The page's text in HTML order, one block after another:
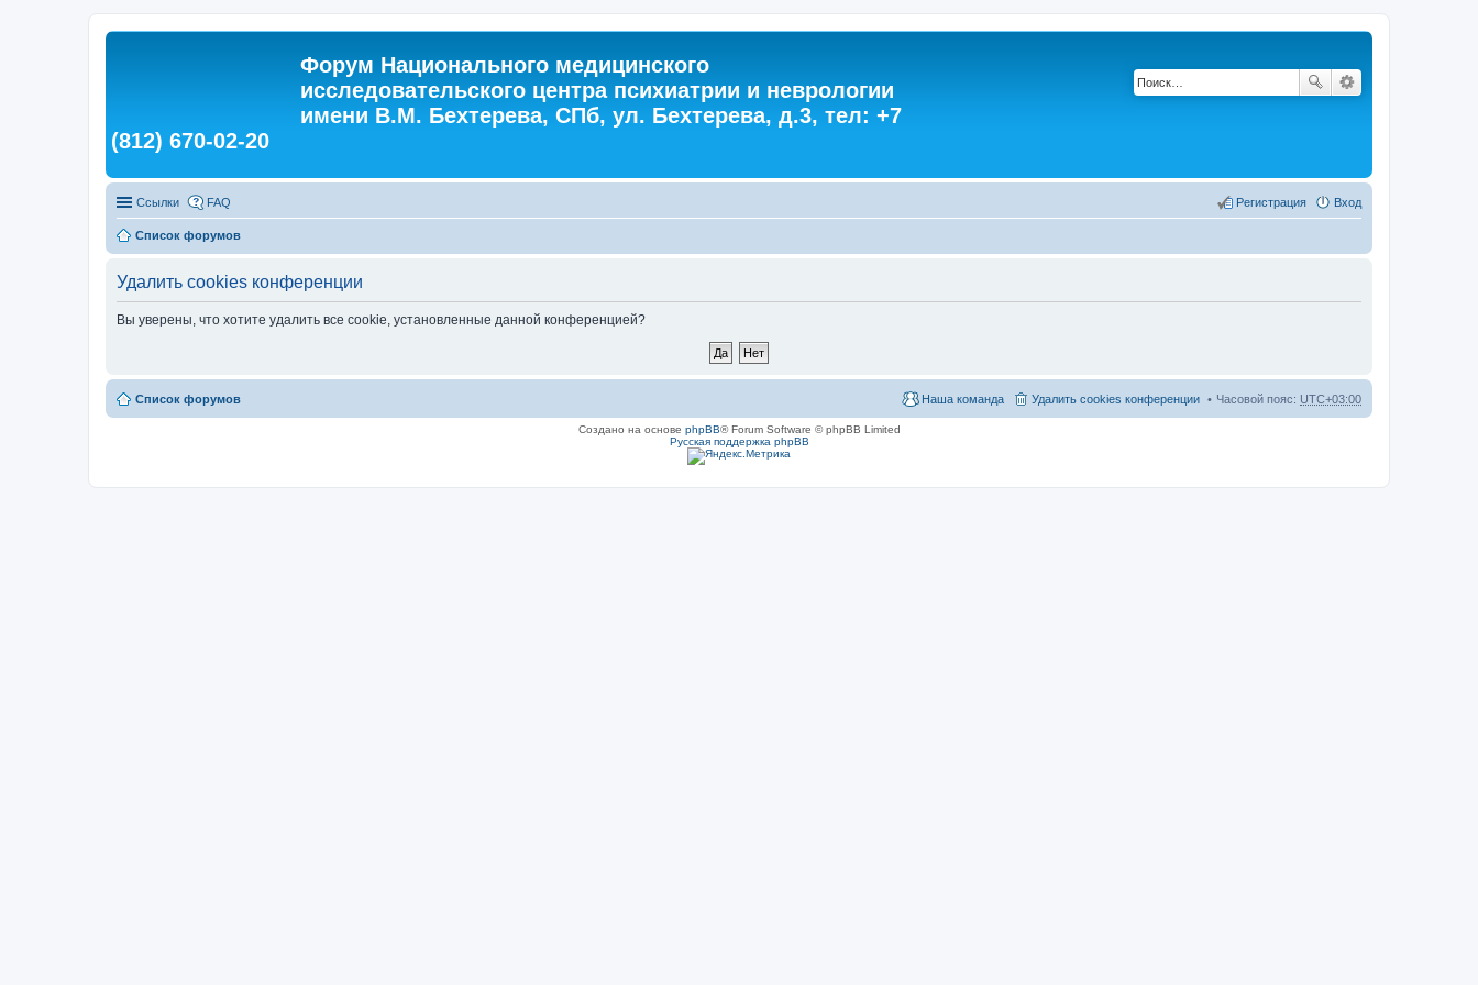
Форум Национального медицинского
исследовательского центра психиатрии и неврологии
имени В.М. Бехтерева, СПб, ул. Бехтерева, д.3, тел: +7
(812) 670-02-20
Ссылки FAQ Вход
Регистрация
Список форумов
Удалить cookies конференции
Вы уверены, что хотите удалить все cookie, установленные данной конференцией?
Список форумов Часовой пояс: UTC+03:00
Удалить cookies конференции
Наша команда
Создано на основе phpBB® Forum Software © phpBB Limited
Русская поддержка phpBB